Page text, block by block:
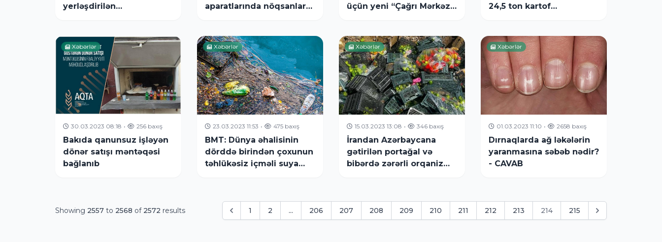
yerləşdirilən
aparatlarında nöqsanlar
üçün yeni “Çağrı Mərkəzi”
24,5 ton kartof
Xəbərlər
30.03.2023 08:18 • 256 baxış
Bakıda qanunsuz işləyən
dönər satışı məntəqəsi
bağlanıb
Xəbərlər
23.03.2023 11:53 • 475 baxış
BMT: Dünya əhalisinin
dörddə birindən çoxunun
təhlükəsiz içməli suya
Xəbərlər
15.03.2023 13:08 • 346 baxış
İrandan Azərbaycana
gətirilən portağal və
bibərdə zərərli orqanizm
Xəbərlər
01.03.2023 11:10 • 2658 baxış
Dırnaqlarda ağ ləkələrin
yaranmasına səbəb nədir?
- CAVAB
Showing 2557 to 2568 of 2572 results 1 2 ... 206 207 208 209 210 211 212 213 214 215